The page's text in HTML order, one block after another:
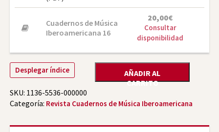
Cuadernos de Música
Iberoamericana 16
20,00€
Consultar
disponibilidad
AÑADIR AL
CARRITO
Desplegar índice
SKU: 1136-5536-000000
Categoría: Revista Cuadernos de Música Iberoamericana